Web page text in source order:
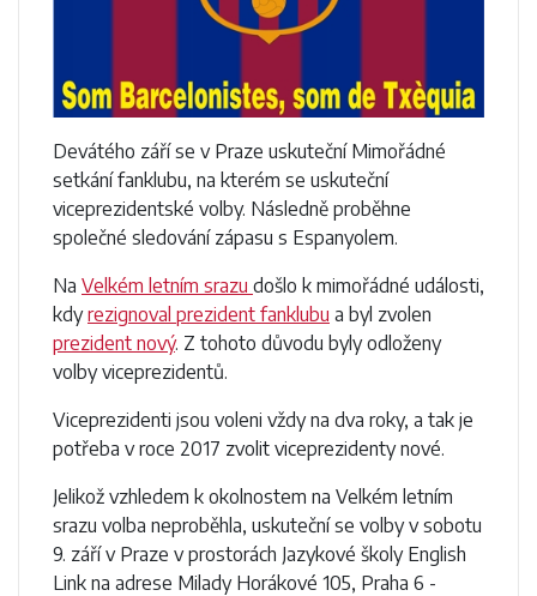
Devátého září se v Praze uskuteční Mimořádné
setkání fanklubu, na kterém se uskuteční
viceprezidentské volby. Následně proběhne
společné sledování zápasu s Espanyolem.
Na Velkém letním srazu došlo k mimořádné události,
kdyrezignoval prezident fanklubu a byl zvolen
prezident nový. Z tohoto důvodu byly odloženy
volby viceprezidentů.
Viceprezidenti jsou voleni vždy na dva roky, a tak je
potřeba v roce 2017 zvolit viceprezidenty nové.
Jelikož vzhledem k okolnostem na Velkém letním
srazu volba neproběhla, uskuteční se volby v sobotu
9. září v Praze v prostorách Jazykové školy English
Link na adrese Milady Horákové 105, Praha 6 -